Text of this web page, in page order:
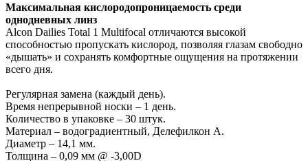
Максимальная кислородопроницаемость среди
однодневных линз
Alcon Dailies Total 1 Multifocal отличаются высокой
способностью пропускать кислород, позволяя глазам свободно
«дышать» и сохранять комфортные ощущения на протяжении
всего дня.
Регулярная замена (каждый день).
Время непрерывной носки – 1 день.
Количество в упаковке – 30 штук.
Материал – водоградиентный, Делефилкон А.
Диаметр – 14,1 мм.
Толщина – 0,09 мм @ -3,00D